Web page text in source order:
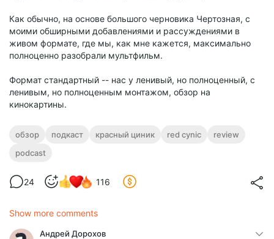
Как обычно, на основе большого черновика Чертозная, с
моими обширными добавлениями и рассуждениями в
живом формате, где мы, как мне кажется, максимально
полноценно разобрали мультфильм.
Формат стандартный -- нас у ленивый, но полноценный, с
ленивым, но полноценным монтажом, обзор на
кинокартины.
обзор подкаст красный циник red cynic
review
podcast
24 116
Show more comments
Андрей Дорохов